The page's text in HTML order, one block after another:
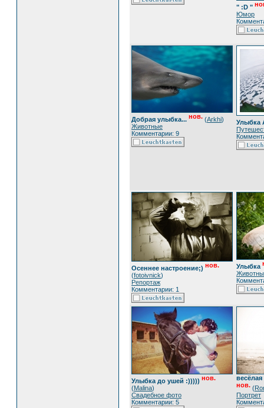
" :D "
Юмор
Добрая улыбка... нов. (Arkhi)
Животные
Комментарии: 9
Улыбка
Осеннее настроение;) нов.
(fotoivnick)
Репортаж
Комментарии: 1
Улыбка
Улыбка до ушей :))))) нов.
(Malina)
Свадебное фото
Комментарии: 5
весёлая
нов. (
Портрет